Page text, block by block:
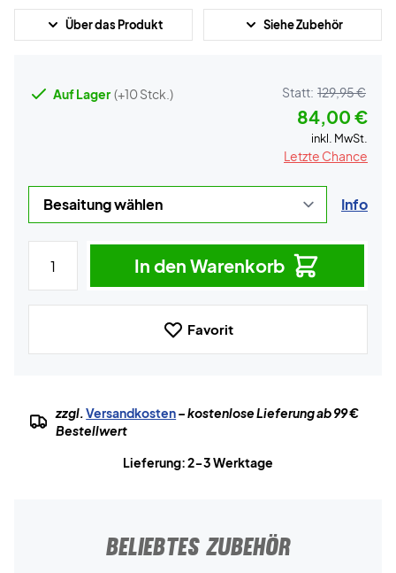
Über das Produkt Siehe Zubehör
Auf Lager (+10 Stck.) Statt: 129,95 €
84,00 €
inkl. MwSt.
Letzte Chance
Info
In den Warenkorb
Favorit
zzgl.Versandkosten– kostenlose Lieferung ab 99 €
Bestellwert
Lieferung: 2-3 Werktage
BELIEBTES ZUBEHÖR